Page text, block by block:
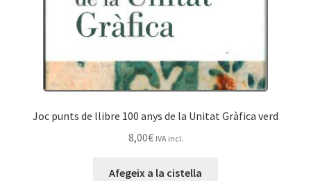
Joc punts de llibre 100 anys de la Unitat Gràfica verd
8,00€ IVA incl.
Afegeix a la cistella